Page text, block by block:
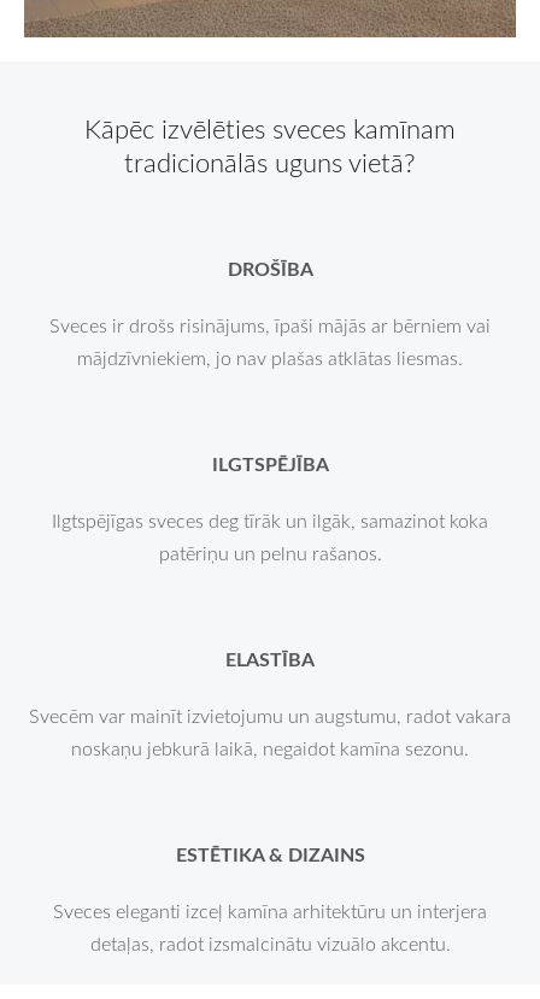
Kāpēc izvēlēties sveces kamīnam
tradicionālās uguns vietā?
DROŠĪBA
Sveces ir drošs risinājums, īpaši mājās ar bērniem vai
mājdzīvniekiem, jo nav plašas atklātas liesmas.
ILGTSPĒJĪBA
Ilgtspējīgas sveces deg tīrāk un ilgāk, samazinot koka
patēriņu un pelnu rašanos.
ELASTĪBA
Svecēm var mainīt izvietojumu un augstumu, radot vakara
noskaņu jebkurā laikā, negaidot kamīna sezonu.
ESTĒTIKA & DIZAINS
Sveces eleganti izceļ kamīna arhitektūru un interjera
detaļas, radot izsmalcinātu vizuālo akcentu.